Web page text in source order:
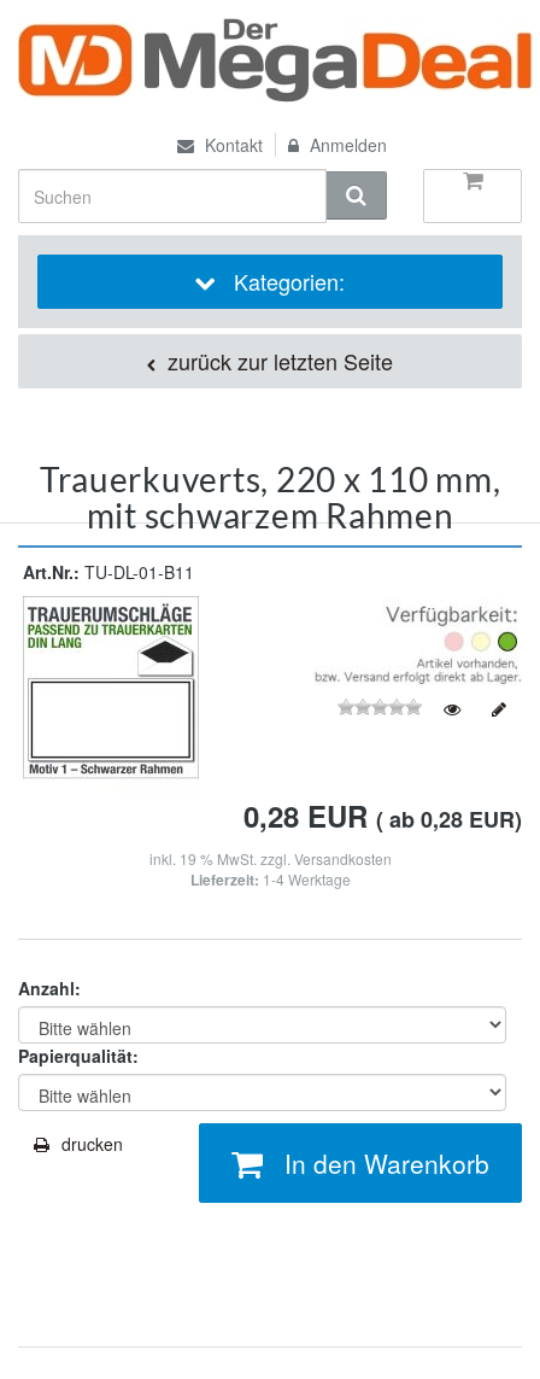
Kontakt Anmelden
Kategorien:
zurück zur letzten Seite
Trauerkuverts, 220 x 110 mm,
mit schwarzem Rahmen
Art.Nr.: TU-DL-01-B11
0,28 EUR ( ab 0,28 EUR)
inkl. 19 % MwSt. zzgl. Versandkosten
Lieferzeit: 1-4 Werktage
Anzahl:
Papierqualität:
drucken
In den Warenkorb